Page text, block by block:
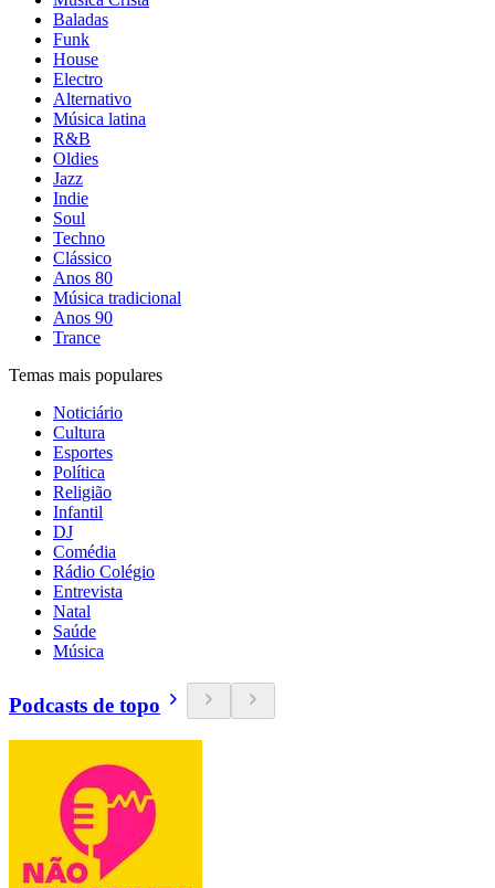
Baladas
Funk
House
Electro
Alternativo
Música latina
R&B
Oldies
Jazz
Indie
Soul
Techno
Clássico
Anos 80
Música tradicional
Anos 90
Trance
Temas mais populares
Noticiário
Cultura
Esportes
Política
Religião
Infantil
DJ
Comédia
Rádio Colégio
Entrevista
Natal
Saúde
Música
Podcasts de topo